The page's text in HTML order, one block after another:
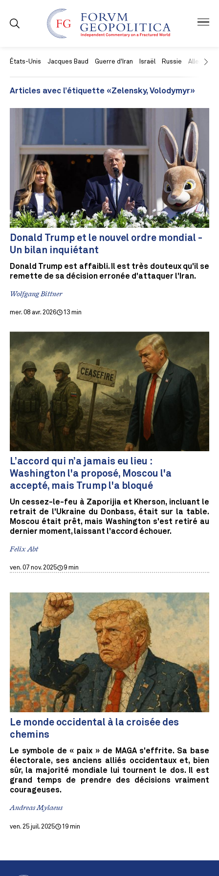
États-Unis Jacques Baud Guerre d'Iran Israël Russie Allemagne
Articles avec l’étiquette «Zelensky, Volodymyr»
Donald Trump et le nouvel ordre mondial -
Un bilan inquiétant
Donald Trump est affaibli. Il est très douteux qu'il se
remette de sa décision erronée d'attaquer l'Iran.
Wolfgang Bittner
mer. 08 avr. 2026 13 min
L’accord qui n’a jamais eu lieu :
Washington l'a proposé, Moscou l'a
accepté, mais Trump l'a bloqué
Un cessez-le-feu à Zaporijia et Kherson, incluant le
retrait de l'Ukraine du Donbass, était sur la table.
Moscou était prêt, mais Washington s'est retiré au
dernier moment, laissant l'accord échouer.
Felix Abt
ven. 07 nov. 2025 9 min
Le monde occidental à la croisée des
chemins
Le symbole de « paix » de MAGA s'effrite. Sa base
électorale, ses anciens alliés occidentaux et, bien
sûr, la majorité mondiale lui tournent le dos. Il est
grand temps de prendre des décisions vraiment
courageuses.
Andreas Mylaeus
ven. 25 juil. 2025 19 min